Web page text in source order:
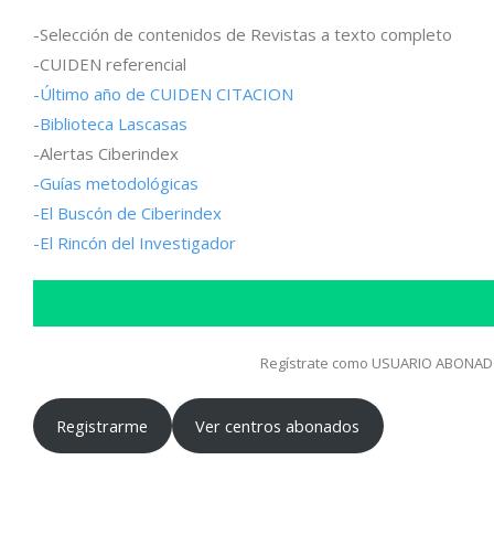
-Selección de contenidos de Revistas a texto completo
-CUIDEN referencial
-Último año de CUIDEN CITACION
-Biblioteca Lascasas
-Alertas Ciberindex
-Guías metodológicas
-El Buscón de Ciberindex
-El Rincón del Investigador
Regístrate como USUARIO
Registrarme Ver centros abonados